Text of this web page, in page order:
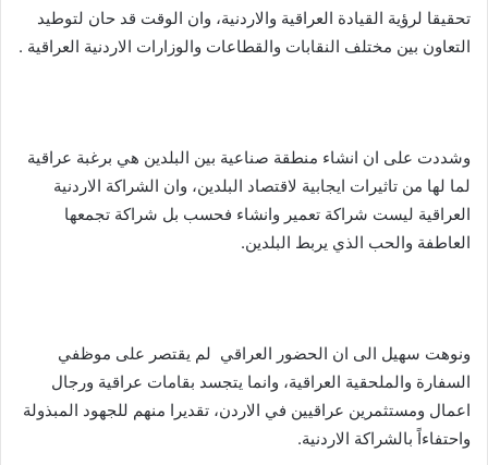
تحقيقا لرؤية القيادة العراقية والاردنية، وان الوقت قد حان لتوطيد
التعاون بين مختلف النقابات والقطاعات والوزارات الاردنية العراقية .
وشددت على ان انشاء منطقة صناعية بين البلدين هي برغبة عراقية
لما لها من تاثيرات ايجابية لاقتصاد البلدين، وان الشراكة الاردنية
العراقية ليست شراكة تعمير وانشاء فحسب بل شراكة تجمعها
العاطفة والحب الذي يربط البلدين.
ونوهت سهيل الى ان الحضور العراقي لم يقتصر على موظفي
السفارة والملحقية العراقية، وانما يتجسد بقامات عراقية ورجال
اعمال ومستثمرين عراقيين في الاردن، تقديرا منهم للجهود المبذولة
واحتفاءاً بالشراكة الاردنية.